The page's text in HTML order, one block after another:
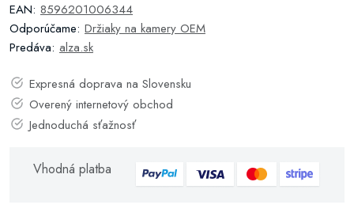
EAN: 8596201006344
Odporúčame: Držiaky na kamery OEM
Predáva: alza.sk
Expresná doprava na Slovensku
Overený internetový obchod
Jednoduchá sťažnosť
Vhodná platba